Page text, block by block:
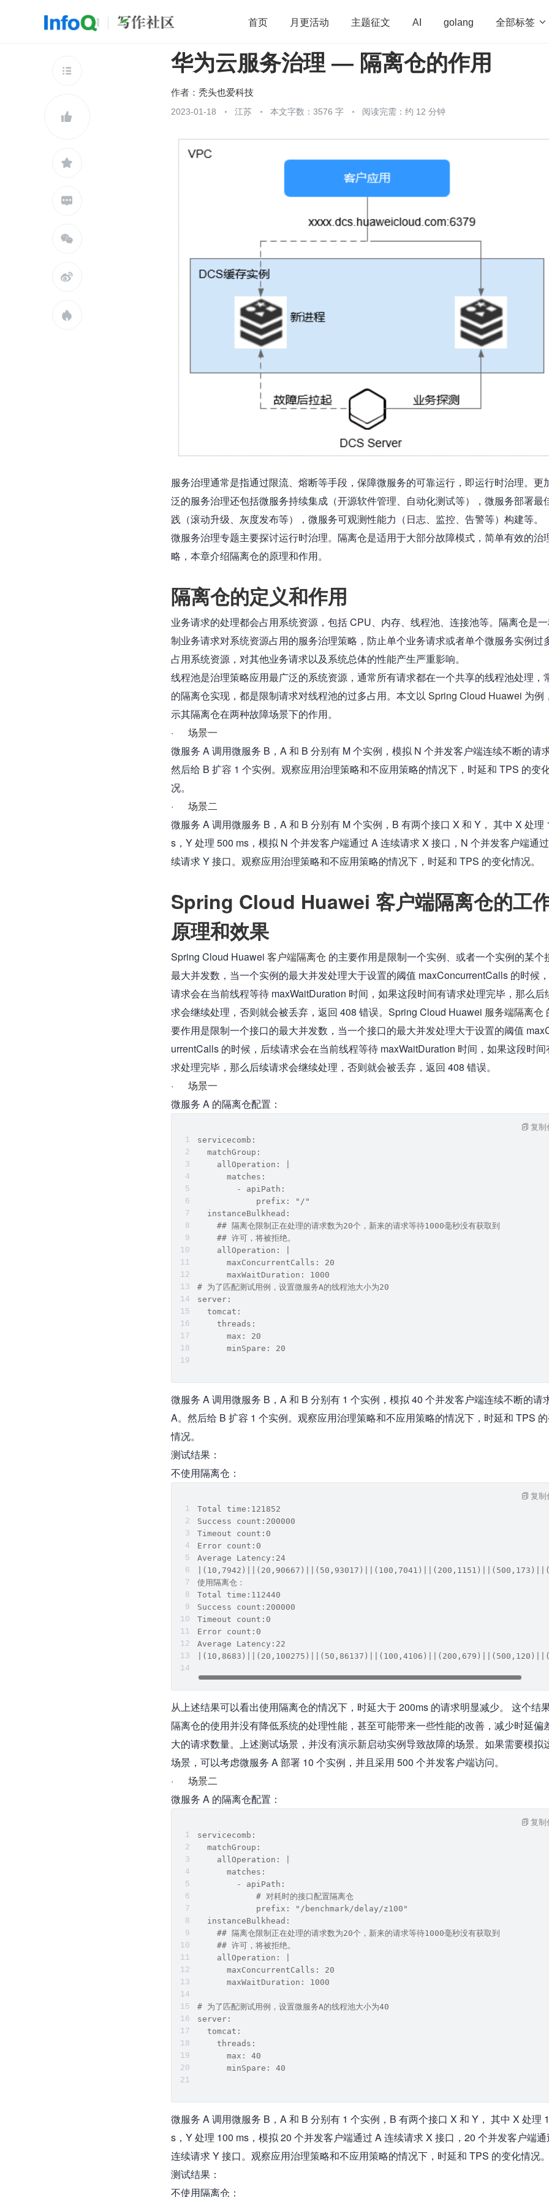
首页 月更活动 主题征文 AI golang 全部标签 
开源 架构 OpenHarmony 算法 学习方法 Web3.0
团队管理
查看更多







华为云服务治理 — 隔离仓的作用
作者： 秃头也爱科技
2023-01-18 江苏 本文字数：3576 字 阅读完需：约 12 分钟
服务治理通常是指通过限流、熔断等手段，保障微服务的可靠运行，即运行时治理。更
泛的服务治理还包括微服务持续集成（开源软件管理、自动化测试等），微服务部署最
践（滚动升级、灰度发布等），微服务可观测性能力（日志、监控、告警等）构建等。
微服务治理专题主要探讨运行时治理。隔离仓是适用于大部分故障模式，简单有效的治
略，本章介绍隔离仓的原理和作用。
隔离仓的定义和作用
业务请求的处理都会占用系统资源，包括 CPU、内存、线程池、连接池等。隔离仓是
制业务请求对系统资源占用的服务治理策略，防止单个业务请求或者单个微服务实例过
占用系统资源，对其他业务请求以及系统总体的性能产生严重影响。
线程池是治理策略应用最广泛的系统资源，通常所有请求都在一个共享的线程池处理，
的隔离仓实现，都是限制请求对线程池的过多占用。本文以 Spring Cloud Huawei 为例
示其隔离仓在两种故障场景下的作用。
·      场景一
微服务 A 调用微服务 B，A 和 B 分别有 M 个实例，模拟 N 个并发客户端连续不断的请
然后给 B 扩容 1 个实例。观察应用治理策略和不应用策略的情况下，时延和 TPS 的变
况。
·      场景二
微服务 A 调用微服务 B，A 和 B 分别有 M 个实例，B 有两个接口 X 和 Y， 其中 X 处理
s，Y 处理 500 ms，模拟 N 个并发客户端通过 A 连续请求 X 接口，N 个并发客户端通
续请求 Y 接口。观察应用治理策略和不应用策略的情况下，时延和 TPS 的变化情况。
Spring Cloud Huawei 客户端隔离仓的工
原理和效果
Spring Cloud Huawei 客户端隔离仓 的主要作用是限制一个实例、或者一个实例的某个
最大并发数，当一个实例的最大并发处理大于设置的阈值 maxConcurrentCalls 的时候
请求会在当前线程等待 maxWaitDuration 时间，如果这段时间有请求处理完毕，那么后
求会继续处理，否则就会被丢弃，返回 408 错误。Spring Cloud Huawei 服务端隔离仓
要作用是限制一个接口的最大并发数，当一个接口的最大并发处理大于设置的阈值
urrentCalls 的时候，后续请求会在当前线程等待 maxWaitDuration 时间，如果这段时间
求处理完毕，那么后续请求会继续处理，否则就会被丢弃，返回 408 错误。
·      场景一
微服务 A 的隔离仓配置：
servicecomb:
  matchGroup:
    allOperation: |
      matches:
        - apiPath:
            prefix: "/"
  instanceBulkhead:
    ## 隔离仓限制正在处理的请求数为20个，新来的请求等待1000毫秒没有获取到
    ## 许可，将被拒绝。
    allOperation: |
      maxConcurrentCalls: 20
      maxWaitDuration: 1000
# 为了匹配测试用例，设置微服务A的线程池大小为20
server:
  tomcat:
    threads:
      max: 20
      minSpare: 20
复制
微服务 A 调用微服务 B，A 和 B 分别有 1 个实例，模拟 40 个并发客户端连续不断的请
A。然后给 B 扩容 1 个实例。观察应用治理策略和不应用策略的情况下，时延和 TPS
情况。
测试结果：
不使用隔离仓：
Total time:121852
Success count:200000
Timeout count:0
Error count:0
Average Latency:24
使用隔离仓：
Total time:112440
Success count:200000
Timeout count:0
Error count:0
Average Latency:22
复制
从上述结果可以看出使用隔离仓的情况下，时延大于 200ms 的请求明显减少。 这个结
隔离仓的使用并没有降低系统的处理性能，甚至可能带来一些性能的改善，减少时延偏
大的请求数量。上述测试场景，并没有演示新启动实例导致故障的场景。如果需要模拟
场景，可以考虑微服务 A 部署 10 个实例，并且采用 500 个并发客户端访问。
·      场景二
微服务 A 的隔离仓配置：
servicecomb:
  matchGroup:
    allOperation: |
      matches:
        - apiPath:
            # 对耗时的接口配置隔离仓
            prefix: "/benchmark/delay/z100"
  instanceBulkhead:
    ## 隔离仓限制正在处理的请求数为20个，新来的请求等待1000毫秒没有获取到
    ## 许可，将被拒绝。
    allOperation: |
      maxConcurrentCalls: 20
      maxWaitDuration: 1000
# 为了匹配测试用例，设置微服务A的线程池大小为40
server:
  tomcat:
    threads:
      max: 40
      minSpare: 40
复制
微服务 A 调用微服务 B，A 和 B 分别有 1 个实例，B 有两个接口 X 和 Y， 其中 X 处理
s，Y 处理 100 ms，模拟 20 个并发客户端通过 A 连续请求 X 接口，20 个并发客户端
连续请求 Y 接口。观察应用治理策略和不应用策略的情况下，时延和 TPS 的变化情况
测试结果：
不使用隔离仓：